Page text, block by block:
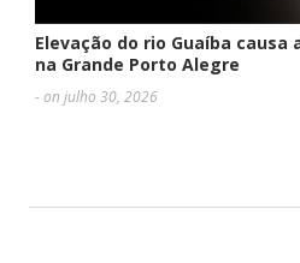
Elevação do rio Guaíba
na Grande Porto Alegre
- on julho 30, 2026